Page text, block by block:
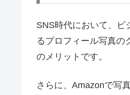
SNS時代において、ビ
るプロフィール写真の
のメリットです。
さらに、Amazonで写